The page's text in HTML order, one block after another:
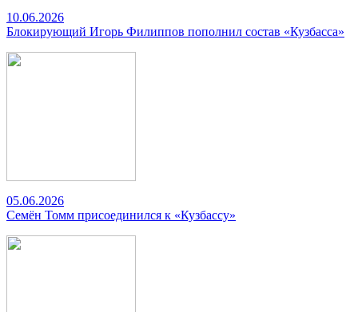
10.06.2026
Блокирующий Игорь Филиппов пополнил состав «Кузбасса»
05.06.2026
Семён Томм присоединился к «Кузбассу»